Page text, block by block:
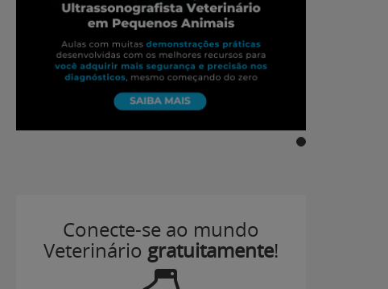
Conecte-se ao mundo
Veterinário gratuitamente!